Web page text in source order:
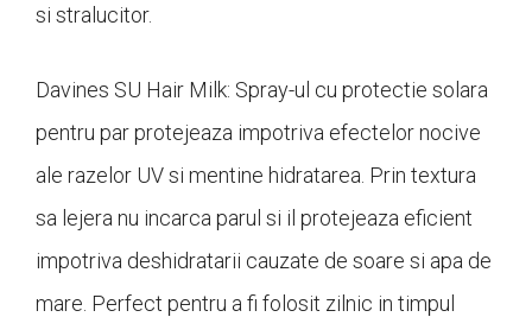
si stralucitor.
Davines SU Hair Milk: Spray-ul cu protectie solara
pentru par protejeaza impotriva efectelor nocive
ale razelor UV si mentine hidratarea. Prin textura
sa lejera nu incarca parul si il protejeaza eficient
impotriva deshidratarii cauzate de soare si apa de
mare. Perfect pentru a fi folosit zilnic in timpul